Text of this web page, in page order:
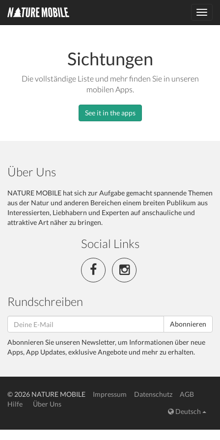
Sichtungen
Die vollständige Liste und mehr finden Sie in unseren
mobilen Apps.
See it in the apps
Über Uns
NATURE MOBILE hat sich zur Aufgabe gemacht spannende Themen
aus der Natur und anderen Bereichen einem breiten Publikum aus
Interessierten, Liebhabern und Experten auf anschauliche und
attraktive Art näher zu bringen.
Social Links
Rundschreiben
Abonnieren
Abonnieren Sie unseren Newsletter, um Informationen über neue
Apps, App Updates, exklusive Angebote und mehr zu erhalten.
© 2026 NATURE MOBILE Impressum Datenschutz
AGB
Hilfe
Über Uns
Deutsch